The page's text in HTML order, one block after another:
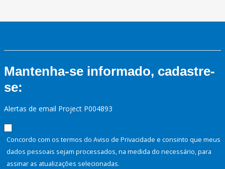
Mantenha-se informado, cadastre-
se:
Alertas de email Project P004893
Concordo com os termos do Aviso de Privacidade e consinto que meus
dados pessoais sejam processados, na medida do necessário, para
assinar as atualizações selecionadas.